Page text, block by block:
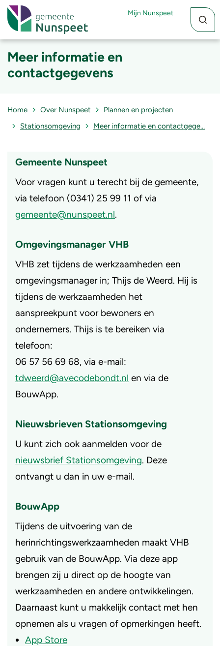
Mijn Nunspeet
Meer informatie en
contactgegevens
Home Over Nunspeet
Plannen en projecten
Stationsomgeving
Meer informatie en contactgege…
Gemeente Nunspeet
Voor vragen kunt u terecht bij de gemeente,
via telefoon (0341) 25 99 11 of via
gemeente@nunspeet.nl.
Omgevingsmanager VHB
VHB zet tijdens de werkzaamheden een
omgevingsmanager in; Thijs de Weerd. Hij is
tijdens de werkzaamheden het
aanspreekpunt voor bewoners en
ondernemers. Thijs is te bereiken via
telefoon:
06 57 56 69 68, via e-mail:
tdweerd@avecodebondt.nl en via de
BouwApp.
Nieuwsbrieven Stationsomgeving
U kunt zich ook aanmelden voor de
nieuwsbrief Stationsomgeving. Deze
ontvangt u dan in uw e-mail.
BouwApp
Tijdens de uitvoering van de
herinrichtingswerkzaamheden maakt VHB
gebruik van de BouwApp. Via deze app
brengen zij u direct op de hoogte van
werkzaamheden en andere ontwikkelingen.
Daarnaast kunt u makkelijk contact met hen
opnemen als u vragen of opmerkingen heeft.
App Store